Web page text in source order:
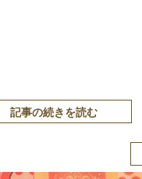
記事の続きを読む